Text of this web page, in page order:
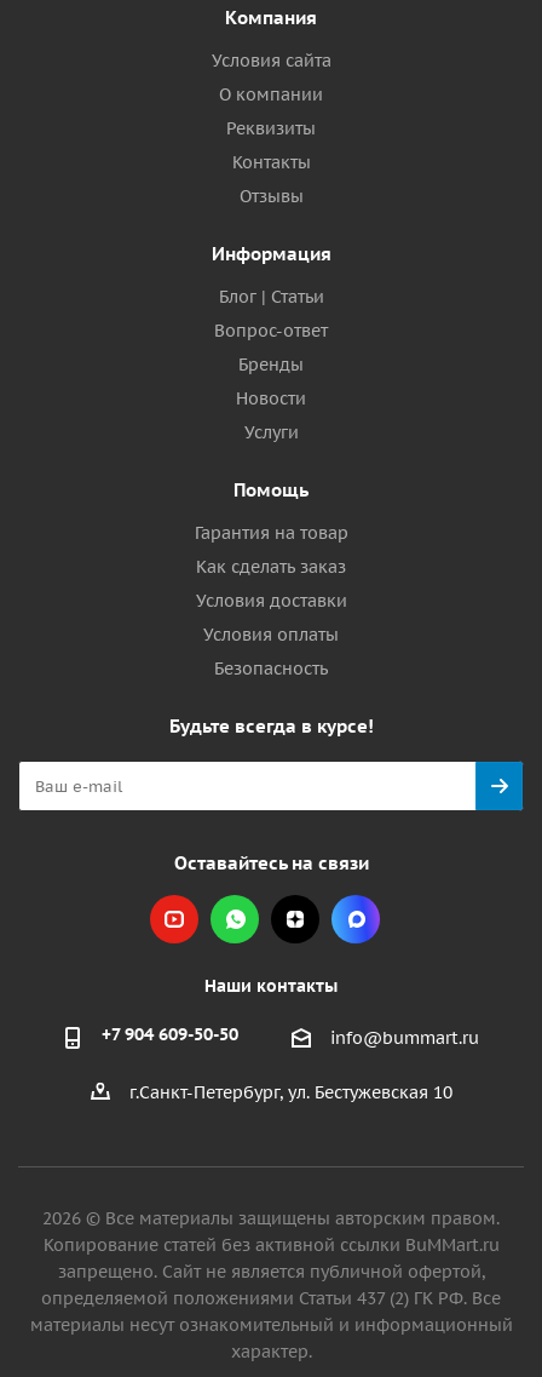
Компания
Условия сайта
О компании
Реквизиты
Контакты
Отзывы
Информация
Блог | Статьи
Вопрос-ответ
Бренды
Новости
Услуги
Помощь
Гарантия на товар
Как сделать заказ
Условия доставки
Условия оплаты
Безопасность
Будьте всегда в курсе!
Оставайтесь на связи
Наши контакты
+7 904 609-50-50 info@bummart.ru
г.Санкт-Петербург, ул. Бестужевская 10
2026 © Все материалы защищены авторским правом.
Копирование статей без активной ссылки BuMMart.ru
запрещено. Сайт не является публичной офертой,
определяемой положениями Статьи 437 (2) ГК РФ. Все
материалы несут ознакомительный и информационный
характер.